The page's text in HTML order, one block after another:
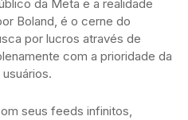
da Meta e a realidade
Boland, é o cerne do
por lucros através de
com a prioridade da
seus feeds infinitos,